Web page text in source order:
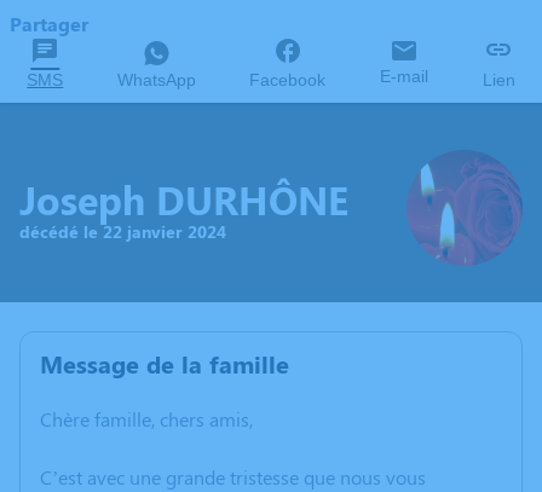
Partager
SMS WhatsApp Facebook E-mail Lien
Joseph DURHÔNE
décédé le 22 janvier 2024
Message de la famille
Chère famille, chers amis,
C’est avec une grande tristesse que nous vous